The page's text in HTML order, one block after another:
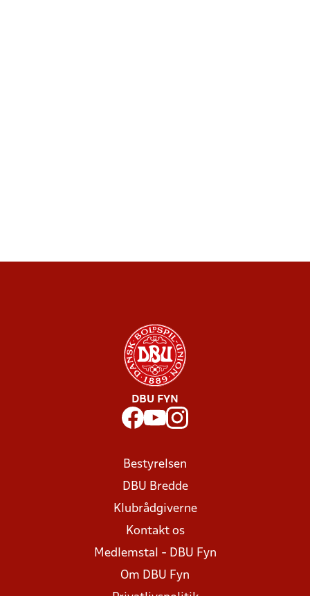
DBU FYN
Bestyrelsen
DBU Bredde
Klubrådgiverne
Kontakt os
Medlemstal - DBU Fyn
Om DBU Fyn